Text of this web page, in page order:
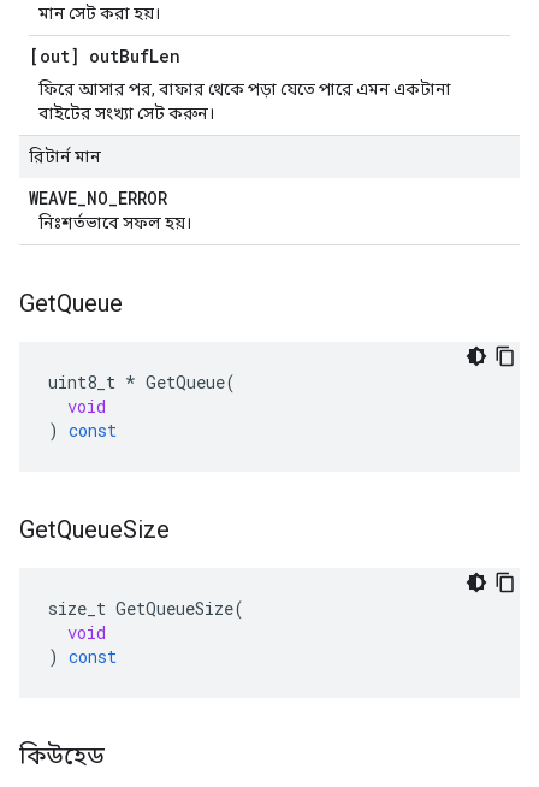
মান সেট করা হয়।
[out] outBufLen
ফিরে আসার পর, বাফার থেকে পড়া যেতে পারে এমন একটানা
বাইটের সংখ্যা সেট করুন।
রিটার্ন মান
WEAVE_NO_ERROR
নিঃশর্তভাবে সফল হয়।
GetQueue
uint8_t * GetQueue(
void
) const
GetQueueSize
size_t GetQueueSize(
void
) const
কিউহেড